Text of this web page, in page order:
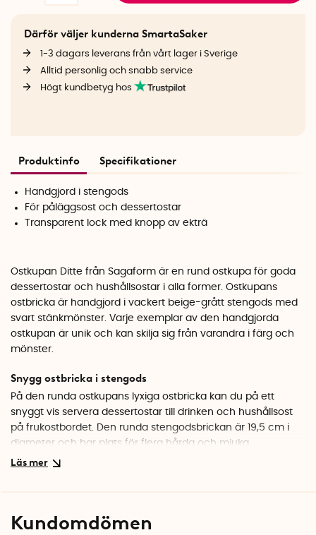
Därför väljer kunderna SmartaSaker
1-3 dagars leverans från vårt lager i Sverige
Alltid personlig och snabb service
Högt kundbetyg hos
Produktinfo Specifikationer
Handgjord i stengods
För påläggsost och dessertostar
Transparent lock med knopp av ekträ
Ostkupan Ditte från Sagaform är en rund ostkupa för goda
dessertostar och hushållsostar i alla former. Ostkupans
ostbricka är handgjord i vackert beige-grått stengods med
svart stänkmönster. Varje exemplar av den handgjorda
ostkupan är unik och kan skilja sig från varandra i färg och
mönster.
Snygg ostbricka i stengods
På den runda ostkupans lyxiga ostbricka kan du på ett
snyggt vis servera dessertostar till drinken och hushållsost
på frukostbordet. Den runda stengodsbrickan är 19,5 cm i
diameter och har plats för flera hårda och mjuka
dessertostar eller en normalstor rund eller trekantig ost.
upp som gör det lätt att ta av och sätta på locket på
Kundomdömen